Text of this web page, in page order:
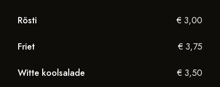
Rösti € 3,00
Friet € 3,75
Witte koolsalade € 3,50